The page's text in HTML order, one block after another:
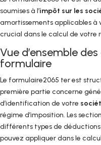
soumises à l’impôt sur les
amortissements applicables à
crucial dans le calcul de votre
Vue d’ensemble
formulaire
Le formulaire2065 ter est
première partie concerne
d’identification de votre
régime d’imposition. Les
différents types de déductions
pouvez appliquer dans le